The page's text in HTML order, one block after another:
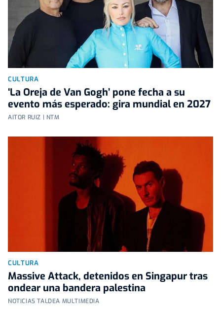
CULTURA
‘La Oreja de Van Gogh’ pone fecha a su
evento más esperado: gira mundial en 2027
AITOR RUIZ | NTM
CULTURA
Massive Attack, detenidos en Singapur tras
ondear una bandera palestina
NOTICIAS TALDEA MULTIMEDIA